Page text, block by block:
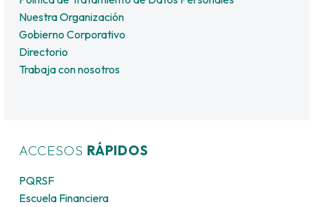
Nuestra Organización
Gobierno Corporativo
Directorio
Trabaja con nosotros
ACCESOS RÁPIDOS
PQRSF
Escuela Financiera